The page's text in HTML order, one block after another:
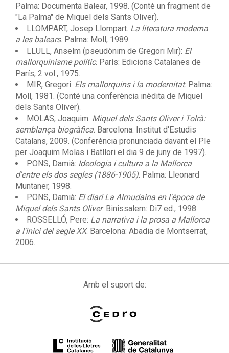
Palma: Documenta Balear, 1998. (Conté un fragment de
"La Palma" de Miquel dels Sants Oliver).
LLOMPART, Josep Llompart. La literatura moderna
a les balears. Palma: Moll, 1989.
LLULL, Anselm (pseudònim de Gregori Mir): El
mallorquinisme polític. París: Edicions Catalanes de
París, 2 vol., 1975.
MIR, Gregori: Els mallorquins i la modernitat. Palma:
Moll, 1981. (Conté una conferència inèdita de Miquel
dels Sants Oliver).
MOLAS, Joaquim: Miquel dels Sants Oliver i Tolrà:
semblança biogràfica . Barcelona: Institut d'Estudis
Catalans, 2009. (Conferència pronunciada davant el Ple
per Joaquim Molas i Batllori el dia 9 de juny de 1997).
PONS, Damià: Ideologia i cultura a la Mallorca
d'entre els dos segles (1886-1905) . Palma: Lleonard
Muntaner, 1998.
PONS, Damià: El diariLa Almudaina en l'època de
Miquel dels Sants Oliver. Binissalem: Di7 ed., 1998.
ROSSELLÓ, Pere: La narrativa i la prosa a Mallorca
a l'inici del segle XX. Barcelona: Abadia de Montserrat,
2006.
Amb el suport de: